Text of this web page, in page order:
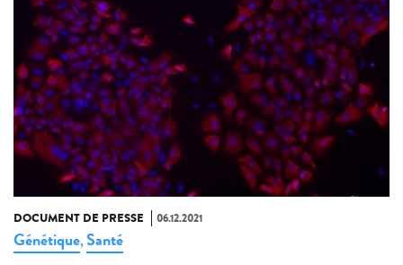
DOCUMENT DE PRESSE 06.12.2021
Génétique,Santé